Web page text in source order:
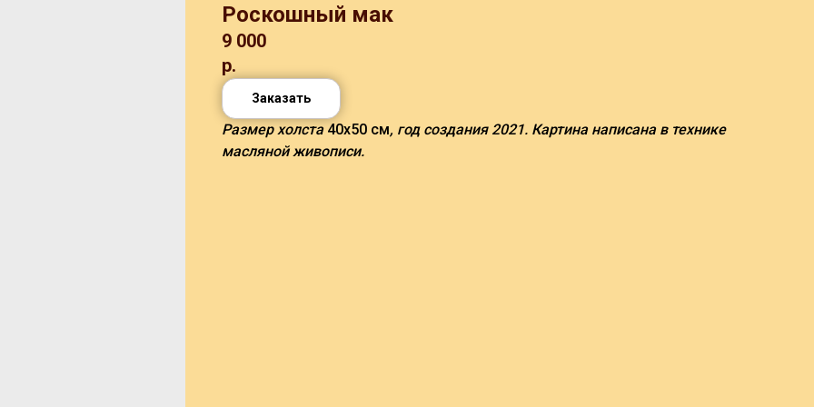
Роскошный мак
9 000
р.
Заказать
Размер холста40х50 см, год создания 2021. Картина написана в технике
масляной живописи.